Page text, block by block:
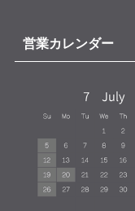
営業カレンダー